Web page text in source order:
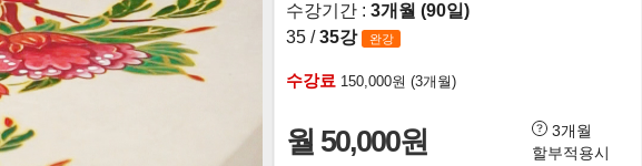
수강기간 : 3개월 (90일)
35 /35강 완강
수강료 150,000원 (3개월)
월 50,000원
3개월
할부적용시